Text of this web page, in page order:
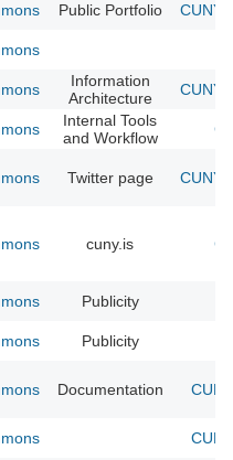
Public Portfolio CUNY
Information
Architecture
CUNY
Internal Tools
and Workflow
Twitter page CUNY
cuny.is
Publicity
Publicity
Documentation